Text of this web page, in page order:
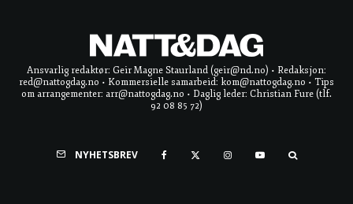
Ansvarlig redaktør: Geir Magne Staurland (geir@nd.no) • Redaksjon:
red@nattogdag.no • Kommersielle samarbeid: kom@nattogdag.no • Tips
om arrangementer: arr@nattogdag.no • Daglig leder: Christian Fure (tlf.
92 08 85 72)
NYHETSBREV